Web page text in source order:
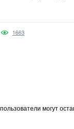
1663
могут